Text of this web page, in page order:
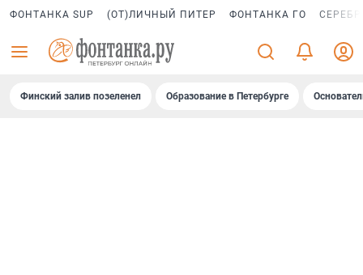
ФОНТАНКА SUP (ОТ)ЛИЧНЫЙ ПИТЕР ФОНТАНКА ГО
Финский залив позеленел Образование в Петербурге